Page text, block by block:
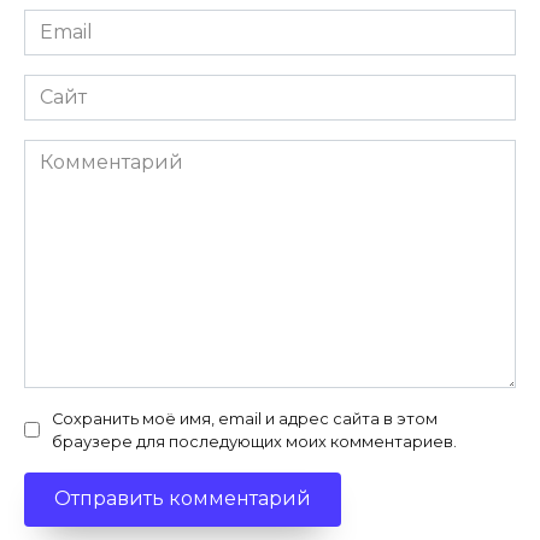
Email
*
Сайт
Комментарий
Сохранить моё имя, email и адрес сайта в этом
браузере для последующих моих комментариев.